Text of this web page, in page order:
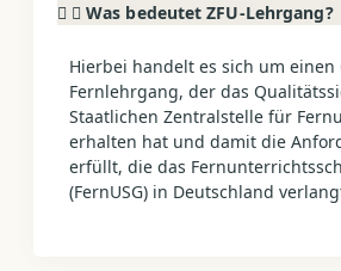
Was bedeutet ZFU-Lehrgang?
Hierbei handelt es sich um einen
Fernlehrgang, der das
Staatlichen Zentralstelle für
erhalten hat und damit die
erfüllt, die das
(FernUSG) in Deutschland